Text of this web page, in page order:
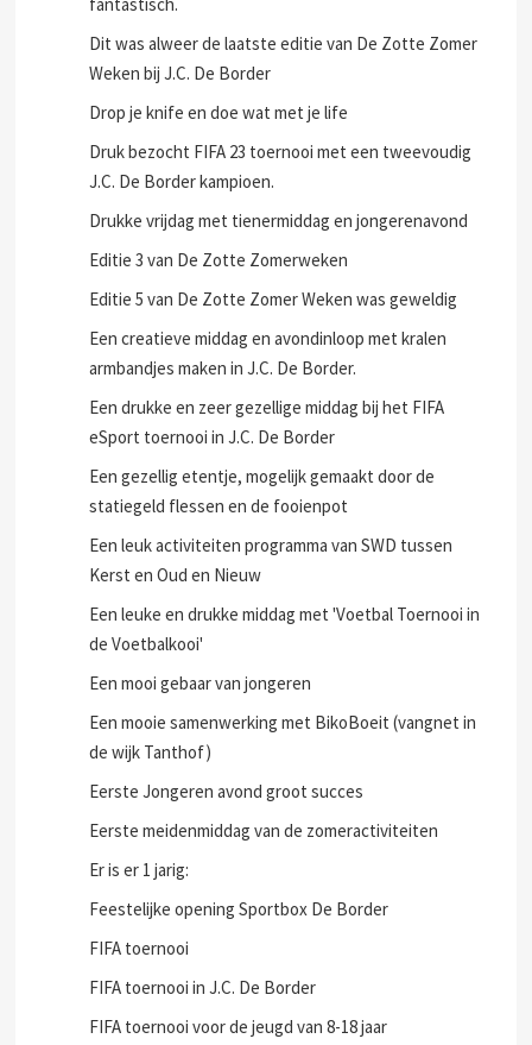
Dit was alweer de laatste editie van De Zotte Zomer
Weken bij J.C. De Border
Drop je knife en doe wat met je life
Druk bezocht FIFA 23 toernooi met een tweevoudig
J.C. De Border kampioen.
Drukke vrijdag met tienermiddag en jongerenavond
Editie 3 van De Zotte Zomerweken
Editie 5 van De Zotte Zomer Weken was geweldig
Een creatieve middag en avondinloop met kralen
armbandjes maken in J.C. De Border.
Een drukke en zeer gezellige middag bij het FIFA
eSport toernooi in J.C. De Border
Een gezellig etentje, mogelijk gemaakt door de
statiegeld flessen en de fooienpot
Een leuk activiteiten programma van SWD tussen
Kerst en Oud en Nieuw
Een leuke en drukke middag met 'Voetbal Toernooi in
de Voetbalkooi'
Een mooi gebaar van jongeren
Een mooie samenwerking met BikoBoeit (vangnet in
de wijk Tanthof)
Eerste Jongeren avond groot succes
Eerste meidenmiddag van de zomeractiviteiten
Er is er 1 jarig:
Feestelijke opening Sportbox De Border
FIFA toernooi
FIFA toernooi in J.C. De Border
FIFA toernooi voor de jeugd van 8-18 jaar